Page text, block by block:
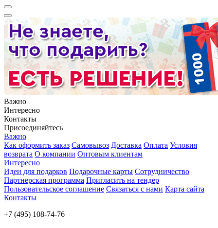
Важно
Интересно
Контакты
Присоединяйтесь
Важно
Как оформить заказ Самовывоз Доставка Оплата Условия
возврата О компании Оптовым клиентам
Интересно
Идеи для подарков Подарочные карты Сотрудничество
Партнерская программа Пригласить на тендер
Пользовательское соглашение Связаться с нами Карта сайта
Контакты
+7 (495) 108-74-76